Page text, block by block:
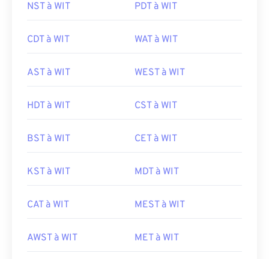
NST à WIT PDT à WIT
CDT à WIT WAT à WIT
AST à WIT WEST à WIT
HDT à WIT CST à WIT
BST à WIT CET à WIT
KST à WIT MDT à WIT
CAT à WIT MEST à WIT
AWST à WIT MET à WIT